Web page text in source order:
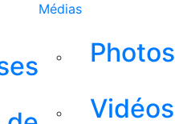
Médias
Photos
Vidéos